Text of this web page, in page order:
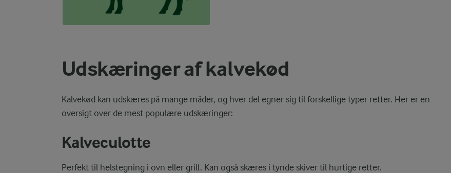
Udskæringer af kalvekød
Kalvekød kan udskæres på mange måder, og hver del egner sig til forskellige typer retter. Her er en
oversigt over de mest populære udskæringer:
Kalveculotte
Perfekt til helstegning i ovn eller grill. Kan også skæres i tynde skiver til hurtige retter.